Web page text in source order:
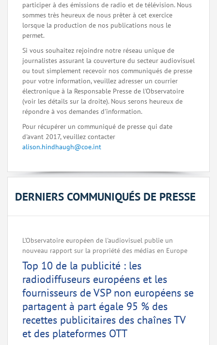
participer à des émissions de radio et de télévision. Nous
sommes très heureux de nous prêter à cet exercice
lorsque la production de nos publications nous le
permet.
Si vous souhaitez rejoindre notre réseau unique de
journalistes assurant la couverture du secteur audiovisuel
ou tout simplement recevoir nos communiqués de presse
pour votre information, veuillez adresser un courrier
électronique à la Responsable Presse de l'Observatoire
(voir les détails sur la droite). Nous serons heureux de
répondre à vos demandes d'information.
Pour récupérer un communiqué de presse qui date
d'avant 2017, veuillez contacter
alison.hindhaugh@coe.int
DERNIERS COMMUNIQUÉS DE PRESSE
L'Observatoire européen de l'audiovisuel publie un
nouveau rapport sur la propriété des médias en Europe
Top 10 de la publicité : les
radiodiffuseurs européens et les
fournisseurs de VSP non européens se
partagent à part égale 95 % des
recettes publicitaires des chaînes TV
et des plateformes OTT